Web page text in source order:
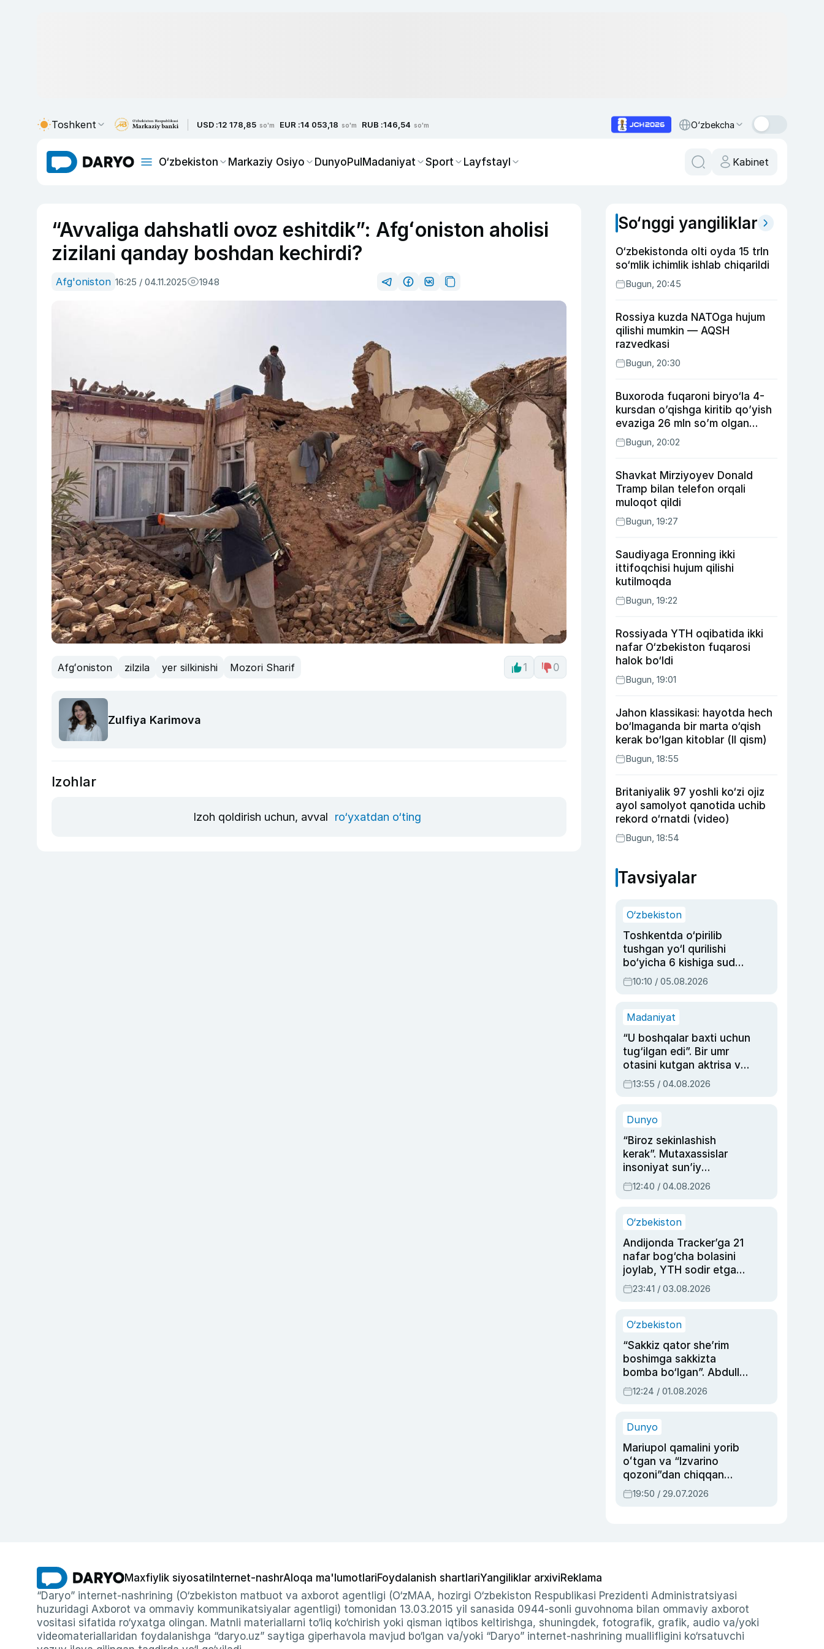
Toshkent USD :12 178,85 so'm EUR :14 053,18 so'm RUB :146,54 so'm O‘zbekcha
O‘zbekiston Markaziy Osiyo DunyoPulMadaniyat Sport Layfstayl Kabinet
“Avvaliga dahshatli ovoz eshitdik”: Afgʻoniston aholisi
zizilani qanday boshdan kechirdi?
Afg'oniston 16:25 / 04.11.2025 1948
Afgʻoniston zilzila yer silkinishi Mozori Sharif 1 0
Zulfiya Karimova
Izohlar
Izoh qoldirish uchun, avval ro‘yxatdan o‘ting
So‘nggi yangiliklar
O‘zbekistonda olti oyda 15 trln
so‘mlik ichimlik ishlab chiqarildi
Bugun, 20:45
Rossiya kuzda NATOga hujum
qilishi mumkin — AQSH
razvedkasi
Bugun, 20:30
Buxoroda fuqaroni biryo‘la 4-
kursdan o’qishga kiritib qo’yish
evaziga 26 mln so’m olgan
shaxs ushlandi
Bugun, 20:02
Shavkat Mirziyoyev Donald
Tramp bilan telefon orqali
muloqot qildi
Bugun, 19:27
Saudiyaga Eronning ikki
ittifoqchisi hujum qilishi
kutilmoqda
Bugun, 19:22
Rossiyada YTH oqibatida ikki
nafar O‘zbekiston fuqarosi
halok bo‘ldi
Bugun, 19:01
Jahon klassikasi: hayotda hech
bo‘lmaganda bir marta o‘qish
kerak bo‘lgan kitoblar (II qism)
Bugun, 18:55
Britaniyalik 97 yoshli ko‘zi ojiz
ayol samolyot qanotida uchib
rekord o‘rnatdi (video)
Bugun, 18:54
Tavsiyalar
O‘zbekiston
Toshkentda o‘pirilib
tushgan yo‘l qurilishi
bo‘yicha 6 kishiga sud
hukmi o‘qildi
10:10 / 05.08.2026
Madaniyat
“U boshqalar baxti uchun
tug‘ilgan edi”. Bir umr
otasini kutgan aktrisa va
dublyaj ustasi Rimma
Ahmedovaning
13:55 / 04.08.2026
Dunyo
“Biroz sekinlashish
kerak”. Mutaxassislar
insoniyat sun’iy
intellektni boshqara
olmay qolishidan xavotir
12:40 / 04.08.2026
O‘zbekiston
Andijonda Tracker’ga 21
nafar bog‘cha bolasini
joylab, YTH sodir etgan
ayolga sud hukmi o‘qildi
23:41 / 03.08.2026
O‘zbekiston
“Sakkiz qator she’rim
boshimga sakkizta
bomba bo‘lgan”. Abdulla
Oripovni siyosiy
ayblovlardan asrab
12:24 / 01.08.2026
Dunyo
Mariupol qamalini yorib
oʻtgan va “Izvarino
qozoni”dan chiqqan
qahramon — Ukraina
armiyasi bosh
19:50 / 29.07.2026
Maxfiylik siyosati Internet-nashrAloqa ma'lumotlariFoydalanish shartlariYangiliklar arxiviReklama
“Daryo” internet-nashrining (O‘zbekiston matbuot va axborot agentligi (O‘zMAA, hozirgi O‘zbekiston Respublikasi Prezidenti Administratsiyasi
huzuridagi Axborot va ommaviy kommunikatsiyalar agentligi) tomonidan 13.03.2015 yil sanasida 0944-sonli guvohnoma bilan ommaviy axborot
vositasi sifatida ro‘yxatga olingan. Matnli materiallarni to‘liq ko‘chirish yoki qisman iqtibos keltirishga, shuningdek, fotografik, grafik, audio va/yoki
videomateriallaridan foydalanishga “daryo.uz” saytiga giperhavola mavjud bo‘lgan va/yoki “Daryo” internet-nashrining muallifligini ko‘rsatuvchi